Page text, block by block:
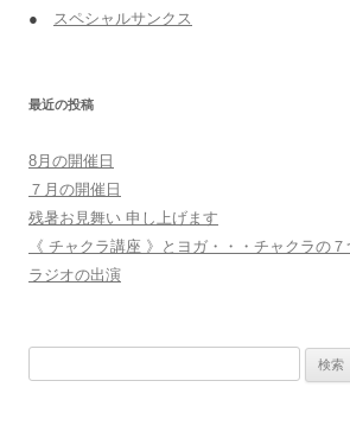
●
スペシャルサンクス
最近の投稿
8月の開催日
７月の開催日
残暑お見舞い 申し上げます
《 チャクラ講座 》とヨガ・・・チャクラの７
ラジオの出演
索: